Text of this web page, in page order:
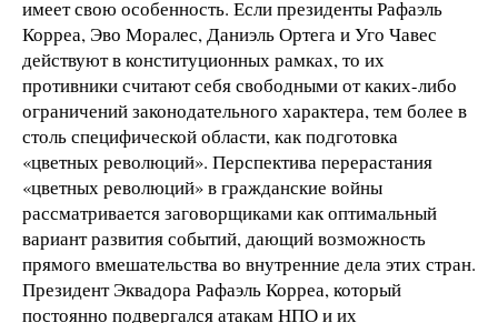
имеет свою особенность. Если президенты Рафаэль
Корреа, Эво Моралес, Даниэль Ортега и Уго Чавес
действуют в конституционных рамках, то их
противники считают себя свободными от каких-либо
ограничений законодательного характера, тем более в
столь специфической области, как подготовка
«цветных революций». Перспектива перерастания
«цветных революций» в гражданские войны
рассматривается заговорщиками как оптимальный
вариант развития событий, дающий возможность
прямого вмешательства во внутренние дела этих стран.
Президент Эквадора Рафаэль Корреа, который
постоянно подвергался атакам НПО и их